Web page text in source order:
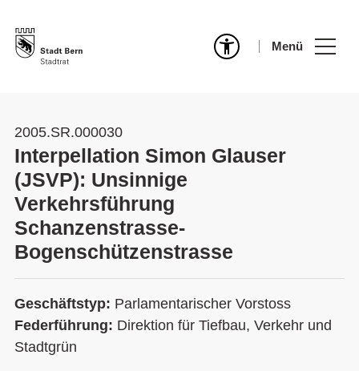
Menü
2005.SR.000030
Interpellation Simon Glauser
(JSVP): Unsinnige
Verkehrsführung
Schanzenstrasse-
Bogenschützenstrasse
Geschäftstyp: Parlamentarischer Vorstoss
Federführung: Direktion für Tiefbau, Verkehr und
Stadtgrün